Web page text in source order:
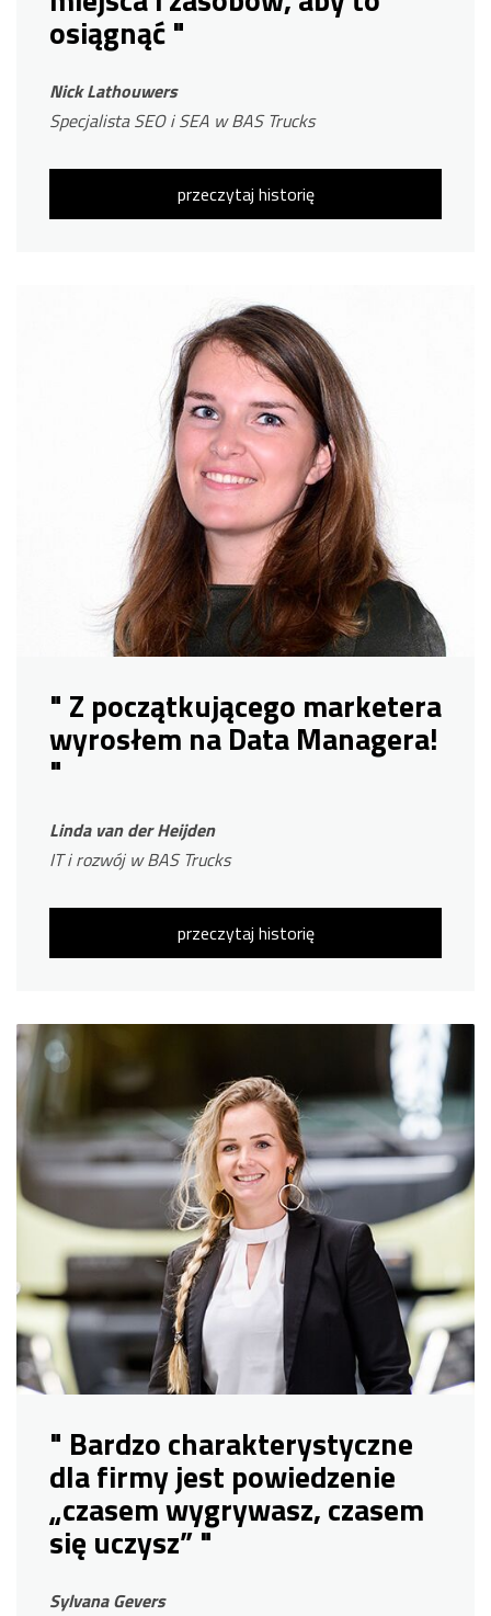
osiągnąć "
Nick Lathouwers
Specjalista SEO i SEA w BAS Trucks
przeczytaj historię
" Z początkującego marketera
wyrosłem na Data Managera!
"
Linda van der Heijden
IT i rozwój w BAS Trucks
przeczytaj historię
" Bardzo charakterystyczne
dla firmy jest powiedzenie
„czasem wygrywasz, czasem
się uczysz” "
Sylvana Gevers